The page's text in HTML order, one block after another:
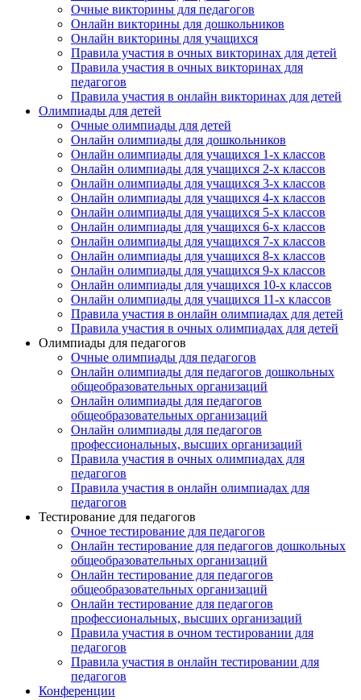
Очные викторины для педагогов
Онлайн викторины для дошкольников
Онлайн викторины для учащихся
Правила участия в очных викторинах для детей
Правила участия в очных викторинах для
педагогов
Правила участия в онлайн викторинах для детей
Олимпиады для детей
Очные олимпиады для детей
Онлайн олимпиады для дошкольников
Онлайн олимпиады для учащихся 1-х классов
Онлайн олимпиады для учащихся 2-х классов
Онлайн олимпиады для учащихся 3-х классов
Онлайн олимпиады для учащихся 4-х классов
Онлайн олимпиады для учащихся 5-х классов
Онлайн олимпиады для учащихся 6-х классов
Онлайн олимпиады для учащихся 7-х классов
Онлайн олимпиады для учащихся 8-х классов
Онлайн олимпиады для учащихся 9-х классов
Онлайн олимпиады для учащихся 10-х классов
Онлайн олимпиады для учащихся 11-х классов
Правила участия в онлайн олимпиадах для детей
Правила участия в очных олимпиадах для детей
Олимпиады для педагогов
Очные олимпиады для педагогов
Онлайн олимпиады для педагогов дошкольных
общеобразовательных организаций
Онлайн олимпиады для педагогов
общеобразовательных организаций
Онлайн олимпиады для педагогов
профессиональных, высших организаций
Правила участия в очных олимпиадах для
педагогов
Правила участия в онлайн олимпиадах для
педагогов
Тестирование для педагогов
Очное тестирование для педагогов
Онлайн тестирование для педагогов дошкольных
общеобразовательных организаций
Онлайн тестирование для педагогов
общеобразовательных организаций
Онлайн тестирование для педагогов
профессиональных, высших организаций
Правила участия в очном тестировании для
педагогов
Правила участия в онлайн тестировании для
педагогов
Конференции